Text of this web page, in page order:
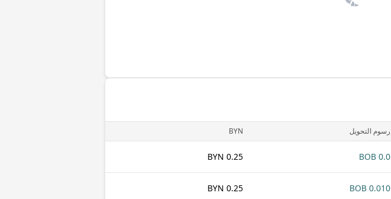
رسوم التحويل BYN
0.0 BOB
0.25 BYN
0.010 BOB
0.25 BYN